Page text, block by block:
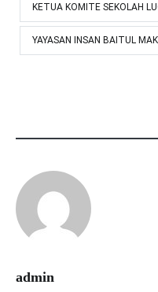
KETUA KOMITE SEKOLAH
YAYASAN INSAN BAITUL
admin